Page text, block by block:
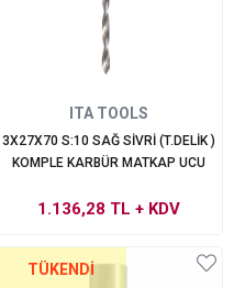
ITA TOOLS
3X27X70 S:10 SAĞ SİVRİ (T.DELİK )
KOMPLE KARBÜR MATKAP UCU
1.136,28 TL + KDV
TÜKENDI